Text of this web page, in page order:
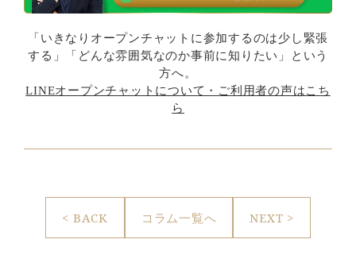
「いきなりオープンチャットに参加するのは少し緊張
する」「どんな雰囲気なのか事前に知りたい」という
方へ。
LINEオープンチャットについて・ご利用者の声はこち
ら
< BACK コラム一覧へ NEXT >